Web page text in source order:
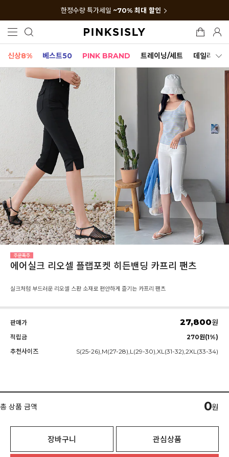
한정수량 특가세일 ~70% 최대 할인
신상8% 베스트50 PINK BRAND 트레이닝/세트 데일리세트
에어실크 리오셀 플랩포켓 히든밴딩 카프리 팬츠
실크처럼 부드러운 리오셀 스판 소재로 편안하게 즐기는 카프리 팬츠
판매가 27,800원
적립금
270원(1%)
추천사이즈
S(25-26),M(27-28),L(29-30),XL(31-32),2XL(33-34)
총 상품 금액 0원
장바구니 관심상품